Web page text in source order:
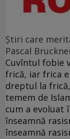
Ştiri care
Pascal
Cuvîntul fobie
frică, iar frica
dreptul la
temem de
cum a evoluat
înseamnă
înseamnă